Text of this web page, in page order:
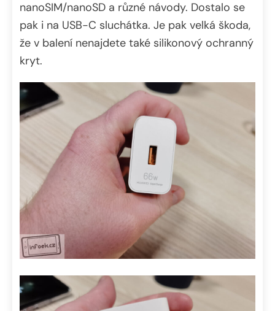
nanoSIM/nanoSD a různé návody. Dostalo se
pak i na USB-C sluchátka. Je pak velká škoda,
že v balení nenajdete také silikonový ochranný
kryt.